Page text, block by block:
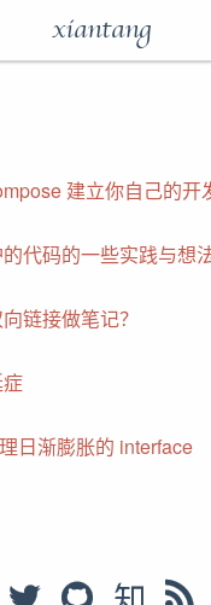
xiantang
建立你自己的开
代码的一些实践与想
链接做笔记？
日渐膨胀的 interface